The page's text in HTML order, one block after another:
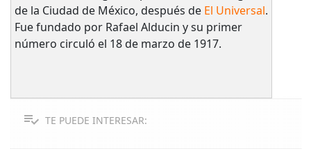
de la Ciudad de México, después de El Universal.
Fue fundado por Rafael Alducin y su primer
número circuló el 18 de marzo de 1917.
TE PUEDE INTERESAR: